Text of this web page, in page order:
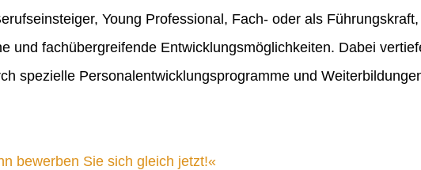
Young Professional, Fach- oder als
und fachübergreifende Entwicklungsmöglichkeiten. Dabei
spezielle Personalentwicklungsprogramme und
bewerben Sie sich gleich jetzt!